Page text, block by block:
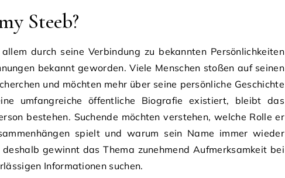
Steeb?
durch seine Verbindung zu bekannten Persönlichkeiten
bekannt geworden. Viele Menschen stoßen auf seinen
und möchten mehr über seine persönliche Geschichte
umfangreiche öffentliche Biografie existiert, bleibt das
bestehen. Suchende möchten verstehen, welche Rolle er
spielt und warum sein Name immer wieder
gewinnt das Thema zunehmend Aufmerksamkeit bei
Informationen suchen.